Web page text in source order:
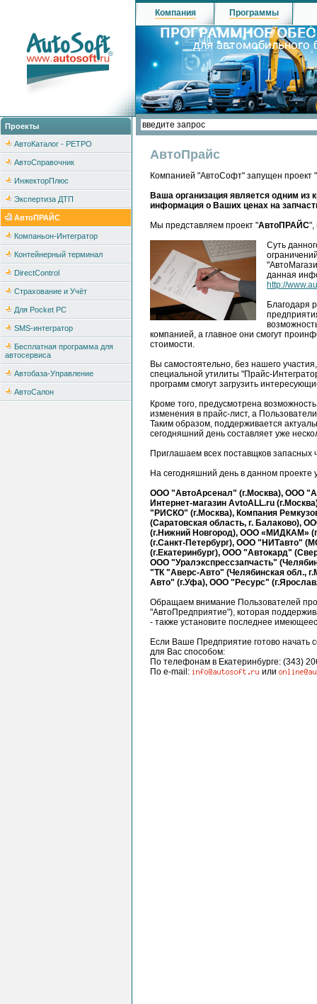
Проекты
АвтоКаталог - РЕТРО
АвтоСправочник
ИнжекторПлюс
Экспертиза ДТП
АвтоПРАЙС
Компаньон-Интегратор
Контейнерный терминал
DirectControl
Страхование и Учёт
Для Pocket PC
SMS-интегратор
Бесплатная программа для
автосервиса
Автобаза-Управление
АвтоСалон
Компания Программы
АвтоПрайс
Компанией "АвтоСофт" запущен
Ваша организация является одним из
информация о Ваших ценах на
Мы представляем проект "АвтоПРАЙС",
Суть
данная
http://
Благодаря
компанией, а главное они смогут
стоимости.
Вы самостоятельно, без нашего
специальной утилиты "Прайс-
программ смогут загрузить
Кроме того, предусмотрена
изменения в прайс-лист, а
Таким образом, поддерживается
сегодняшний день составляет уже
Приглашаем всех поставщков
На сегодняшний день в данном
ООО "АвтоАрсенал" (г.Москва), ООО
Интернет-магазин AvtoALL.ru
"РИСКО" (г.Москва), Компания
(Саратовская область, г. Балаково),
(г.Нижний Новгород), ООО «МИДКАМ»
(г.Санкт-Петербург), ООО "НИТавто"
(г.Екатеринбург), ООО "Автокард"
ООО "Уралэкспрессзапчасть"
"ТК "Аверс-Авто" (Челябинская обл.,
Авто" (г.Уфа), ООО "Ресурс"
Обращаем внимание Пользователей
"АвтоПредприятие"), которая
- также установите последнее
Если Ваше Предприятие готово начать
для Вас способом:
По телефонам в Екатеринбурге: (343)
По e-mail:
или